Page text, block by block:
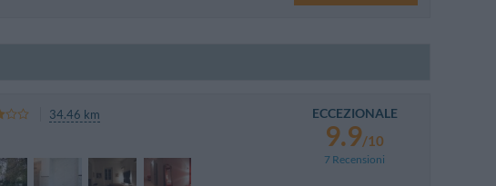
34.46 km
ECCEZIONALE
9.9/10
7 Recensioni